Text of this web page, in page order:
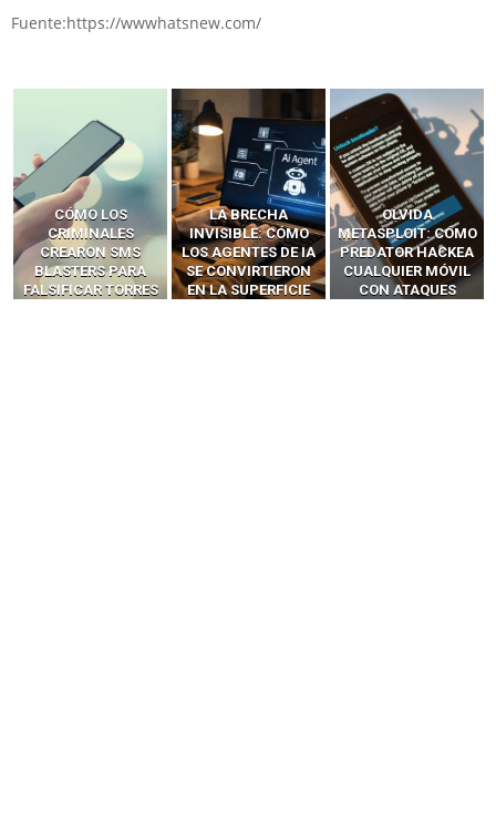
Fuente:https://wwwhatsnew.com/
LA BRECHA
INVISIBLE: CÓMO
LOS AGENTES DE IA
SE CONVIRTIERON
EN LA SUPERFICIE
OLVIDA
METASPLOIT: CÓMO
PREDATOR HACKEA
CUALQUIER MÓVIL
CON ATAQUES
CÓMO LOS HACKERS
INTERCEPTAN OTPS
Y LLAMADAS
MÓVILES SIN
‘HACKEAR’ — EL